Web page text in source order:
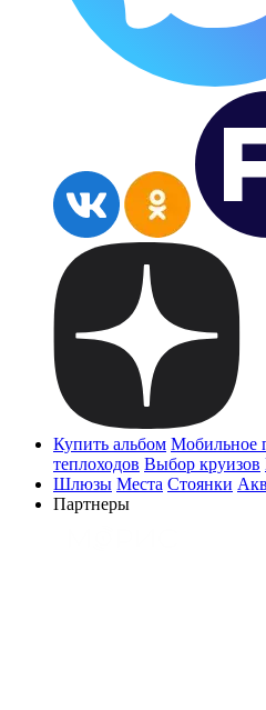
Купить альбом Мобильное
теплоходов Выбор круизов
Шлюзы Места Стоянки
Партнеры